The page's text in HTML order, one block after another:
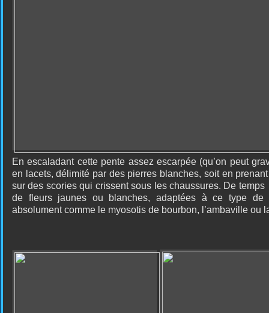
En escaladant cette pente assez escarpée (qu’on peut
en lacets, délimité par des pierres blanches, soit en
sur des scories qui crissent sous les chaussures. De temps
de fleurs jaunes ou blanches, adaptées à ce type de
absolument comme le myosotis de bourbon, l’ambaville ou